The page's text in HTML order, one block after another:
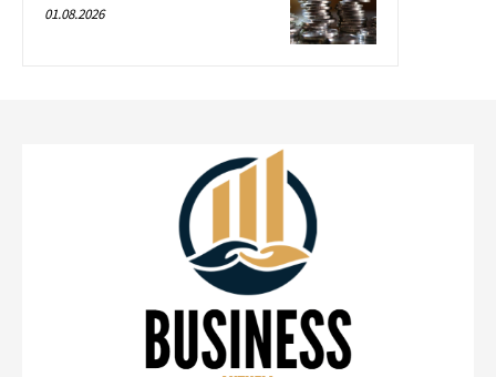
01.08.2026